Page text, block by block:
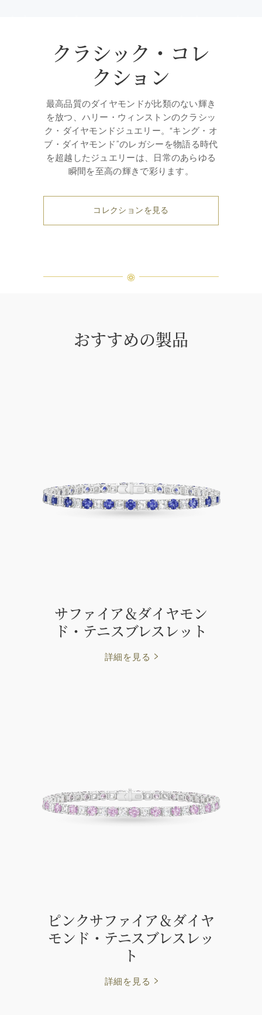
クラシック・コレ
クション
最高品質のダイヤモンドが比類のない輝き
を放つ、ハリー・ウィンストンのクラシッ
ク・ダイヤモンドジュエリー。“キング・オ
ブ・ダイヤモンド”のレガシーを物語る時代
を超越したジュエリーは、日常のあらゆる
瞬間を至高の輝きで彩ります。
コレクションを見る
おすすめの製品
サファイア＆ダイヤモン
ド・テニスブレスレット
詳細を見る
ピンクサファイア＆ダイヤ
モンド・テニスブレスレッ
ト
詳細を見る